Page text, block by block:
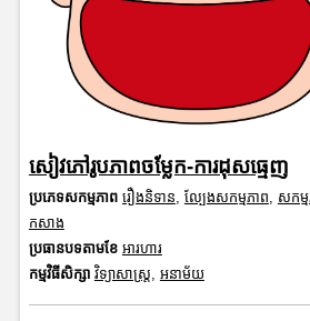
សៀវភៅរូបភាពចម្លែក-ការដុសធ្មេញ
ប្រភេទសកម្មភាព រឿងនិទាន, ល្បែងសកម្មភាព, សកម្
កសាង
ប្រធានបទតាមខែ អារហារ
កម្មវិធីសិក្សា វិទ្យាសាស្រ្ត, អនាម័យ